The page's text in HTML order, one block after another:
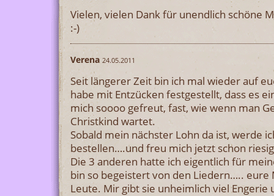
Vielen, vielen Dank für unendlich schöne
:-)
Verena 24.05.2011
Seit längerer Zeit bin ich mal wieder auf
habe mit Entzücken festgestellt, dass es
mich soooo gefreut, fast, wie wenn man
Christkind wartet.
Sobald mein nächster Lohn da ist, werde
bestellen….und freu mich jetzt schon
Die 3 anderen hatte ich eigentlich für
bin so begeistert von den Liedern…..
Leute. Mir gibt sie unheimlich viel Engerie